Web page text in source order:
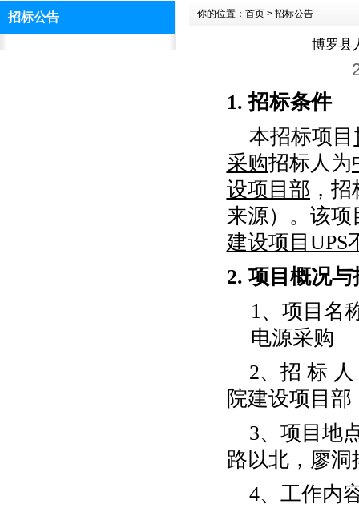
招标公告 你的位置：首页 > 招标公告
博罗县
1. 招标条件
本招标项目
采购招标人 为
设项目部 ， 招
来源） 。 该项
建设项目 UPS
2. 项目概况与
1、项目名
电源采购
2、招 标
院建设项目部
3、项目地
路以北，廖洞
4、工作内